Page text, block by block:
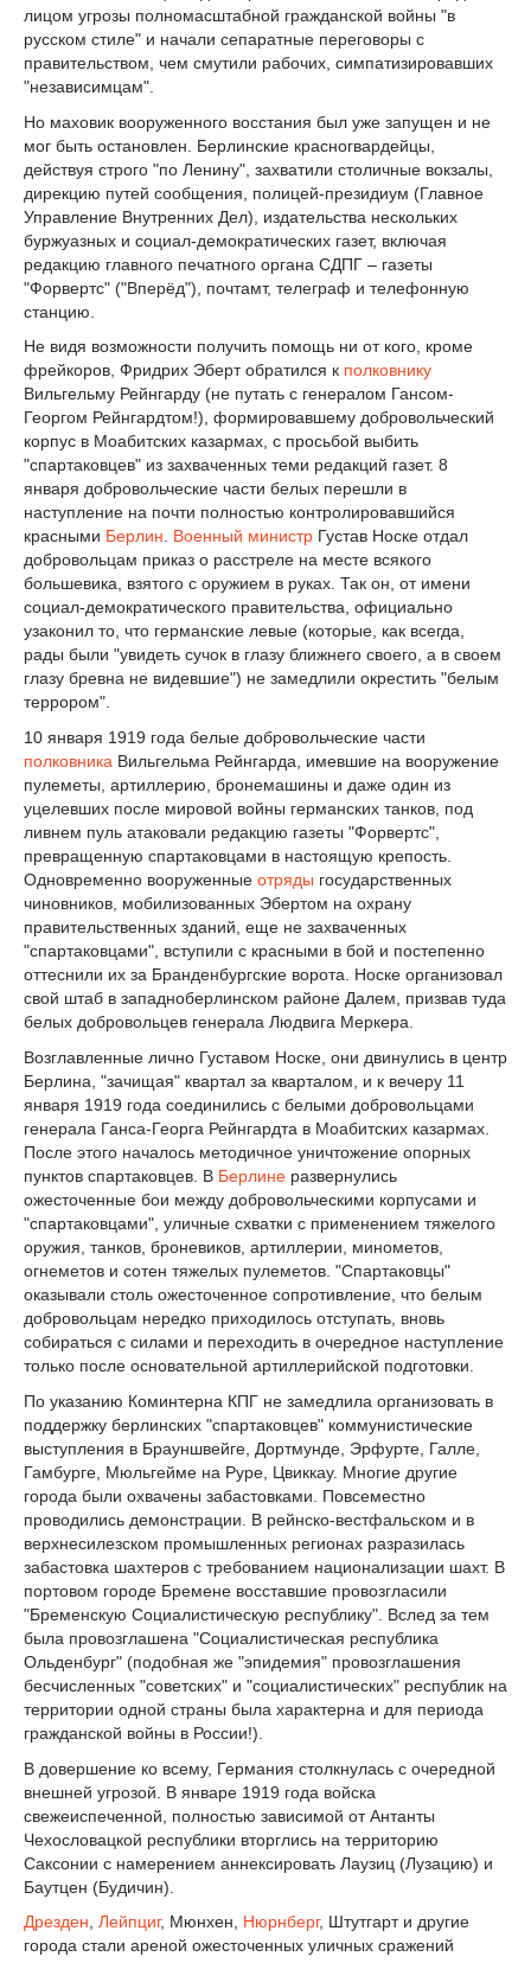
лицом угрозы полномасштабной гражданской войны "в
русском стиле" и начали сепаратные переговоры с
правительством, чем смутили рабочих, симпатизировавших
"независимцам".
Но маховик вооруженного восстания был уже запущен и не
мог быть остановлен. Берлинские красногвардейцы,
действуя строго "по Ленину", захватили столичные вокзалы,
дирекцию путей сообщения, полицей-президиум (Главное
Управление Внутренних Дел), издательства нескольких
буржуазных и социал-демократических газет, включая
редакцию главного печатного органа СДПГ – газеты
"Форвертс" ("Вперёд"), почтамт, телеграф и телефонную
станцию.
Не видя возможности получить помощь ни от кого, кроме
фрейкоров, Фридрих Эберт обратился к полковнику
Вильгельму Рейнгарду (не путать с генералом Гансом-
Георгом Рейнгардтом!), формировавшему добровольческий
корпус в Моабитских казармах, с просьбой выбить
"спартаковцев" из захваченных теми редакций газет. 8
января добровольческие части белых перешли в
наступление на почти полностью контролировавшийся
красными Берлин. Военный министр Густав Носке отдал
добровольцам приказ о расстреле на месте всякого
большевика, взятого с оружием в руках. Так он, от имени
социал-демократического правительства, официально
узаконил то, что германские левые (которые, как всегда,
рады были "увидеть сучок в глазу ближнего своего, а в своем
глазу бревна не видевшие") не замедлили окрестить "белым
террором".
10 января 1919 года белые добровольческие части
полковника Вильгельма Рейнгарда, имевшие на вооружение
пулеметы, артиллерию, бронемашины и даже один из
уцелевших после мировой войны германских танков, под
ливнем пуль атаковали редакцию газеты "Форвертс",
превращенную спартаковцами в настоящую крепость.
Одновременно вооруженные отряды государственных
чиновников, мобилизованных Эбертом на охрану
правительственных зданий, еще не захваченных
"спартаковцами", вступили с красными в бой и постепенно
оттеснили их за Бранденбургские ворота. Носке организовал
свой штаб в западноберлинском районе Далем, призвав туда
белых добровольцев генерала Людвига Меркера.
Возглавленные лично Густавом Носке, они двинулись в центр
Берлина, "зачищая" квартал за кварталом, и к вечеру 11
января 1919 года соединились с белыми добровольцами
генерала Ганса-Георга Рейнгардта в Моабитских казармах.
После этого началось методичное уничтожение опорных
пунктов спартаковцев. В Берлине развернулись
ожесточенные бои между добровольческими корпусами и
"спартаковцами", уличные схватки с применением тяжелого
оружия, танков, броневиков, артиллерии, минометов,
огнеметов и сотен тяжелых пулеметов. "Спартаковцы"
оказывали столь ожесточенное сопротивление, что белым
добровольцам нередко приходилось отступать, вновь
собираться с силами и переходить в очередное наступление
только после основательной артиллерийской подготовки.
По указанию Коминтерна КПГ не замедлила организовать в
поддержку берлинских "спартаковцев" коммунистические
выступления в Брауншвейге, Дортмунде, Эрфурте, Галле,
Гамбурге, Мюльгейме на Руре, Цвиккау. Многие другие
города были охвачены забастовками. Повсеместно
проводились демонстрации. В рейнско-вестфальском и в
верхнесилезском промышленных регионах разразилась
забастовка шахтеров с требованием национализации шахт. В
портовом городе Бремене восставшие провозгласили
"Бременскую Социалистическую республику". Вслед за тем
была провозглашена "Социалистическая республика
Ольденбург" (подобная же "эпидемия" провозглашения
бесчисленных "советских" и "социалистических" республик на
территории одной страны была характерна и для периода
гражданской войны в России!).
В довершение ко всему, Германия столкнулась с очередной
внешней угрозой. В январе 1919 года войска
свежеиспеченной, полностью зависимой от Антанты
Чехословацкой республики вторглись на территорию
Саксонии с намерением аннексировать Лаузиц (Лузацию) и
Баутцен (Будичин).
Дрезден, Лейпциг, Мюнхен, Нюрнберг, Штутгарт и другие
города стали ареной ожесточенных уличных сражений